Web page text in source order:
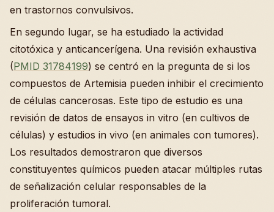
en trastornos convulsivos.
En segundo lugar, se ha estudiado la actividad
citotóxica y anticancerígena. Una revisión exhaustiva
(PMID 31784199) se centró en la pregunta de si los
compuestos de Artemisia pueden inhibir el crecimiento
de células cancerosas. Este tipo de estudio es una
revisión de datos de ensayos in vitro (en cultivos de
células) y estudios in vivo (en animales con tumores).
Los resultados demostraron que diversos
constituyentes químicos pueden atacar múltiples rutas
de señalización celular responsables de la
proliferación tumoral.